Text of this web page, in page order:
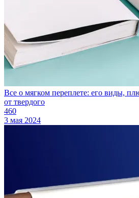
Все о мягком переплете: его виды,
от твердого
460
3 мая 2024